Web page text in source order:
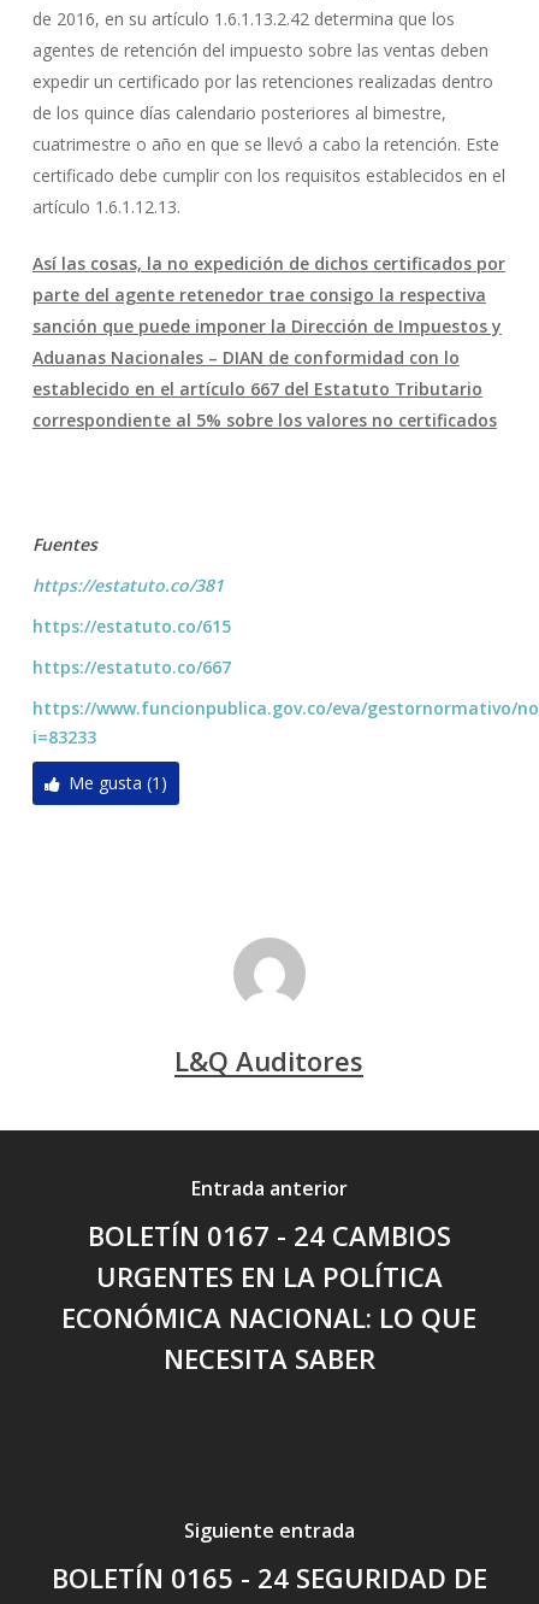
de 2016, en su artículo 1.6.1.13.2.42 determina que los
agentes de retención del impuesto sobre las ventas deben
expedir un certificado por las retenciones realizadas dentro
de los quince días calendario posteriores al bimestre,
cuatrimestre o año en que se llevó a cabo la retención. Este
certificado debe cumplir con los requisitos establecidos en el
artículo 1.6.1.12.13.
Así las cosas, la no expedición de dichos certificados por
parte del agente retenedor trae consigo la respectiva
sanción que puede imponer la Dirección de Impuestos y
Aduanas Nacionales – DIAN de conformidad con lo
establecido en el artículo 667 del Estatuto Tributario
correspondiente al 5% sobre los valores no certificados
Fuentes
https://estatuto.co/381
https://estatuto.co/615
https://estatuto.co/667
https://www.funcionpublica.gov.co/eva/gestornormativo/
i=83233
Me gusta (1)
L&Q Auditores
Entrada anterior
BOLETÍN 0167 - 24 CAMBIOS
URGENTES EN LA POLÍTICA
ECONÓMICA NACIONAL: LO QUE
NECESITA SABER
Siguiente entrada
BOLETÍN 0165 - 24 SEGURIDAD DE